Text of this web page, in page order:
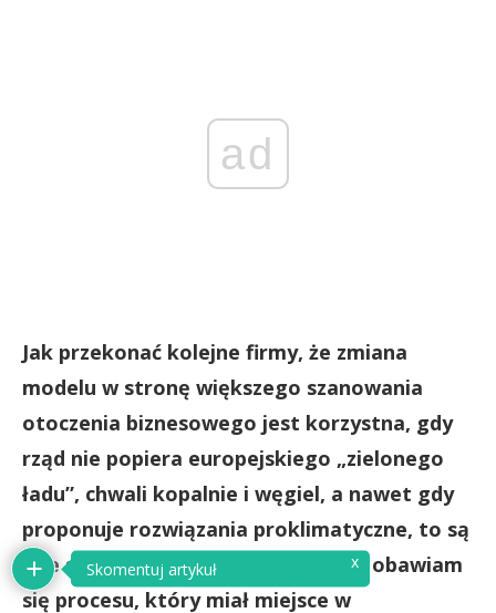
ad
Jak przekonać kolejne firmy, że zmiana
modelu w stronę większego szanowania
otoczenia biznesowego jest korzystna, gdy
rząd nie popiera europejskiego „zielonego
ładu”, chwali kopalnie i węgiel, a nawet gdy
proponuje rozwiązania proklimatyczne, to są
one surowo oceniane? Ja osobiście obawiam
się procesu, który miał miejsce w